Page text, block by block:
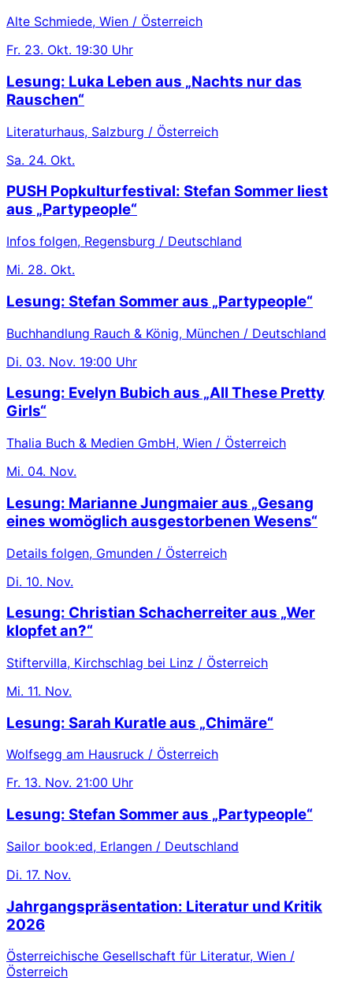
Alte Schmiede, Wien / Österreich
Fr. 23. Okt. 19:30 Uhr
Lesung: Luka Leben aus „Nachts nur das
Rauschen“
Literaturhaus, Salzburg / Österreich
Sa. 24. Okt.
PUSH Popkulturfestival: Stefan Sommer liest
aus „Partypeople“
Infos folgen, Regensburg / Deutschland
Mi. 28. Okt.
Lesung: Stefan Sommer aus „Partypeople“
Buchhandlung Rauch & König, München / Deutschland
Di. 03. Nov. 19:00 Uhr
Lesung: Evelyn Bubich aus „All These Pretty
Girls“
Thalia Buch & Medien GmbH, Wien / Österreich
Mi. 04. Nov.
Lesung: Marianne Jungmaier aus „Gesang
eines womöglich ausgestorbenen Wesens“
Details folgen, Gmunden / Österreich
Di. 10. Nov.
Lesung: Christian Schacherreiter aus „Wer
klopfet an?“
Stiftervilla, Kirchschlag bei Linz / Österreich
Mi. 11. Nov.
Lesung: Sarah Kuratle aus „Chimäre“
Wolfsegg am Hausruck / Österreich
Fr. 13. Nov. 21:00 Uhr
Lesung: Stefan Sommer aus „Partypeople“
Sailor book:ed, Erlangen / Deutschland
Di. 17. Nov.
Jahrgangspräsentation: Literatur und Kritik
2026
Österreichische Gesellschaft für Literatur, Wien /
Österreich